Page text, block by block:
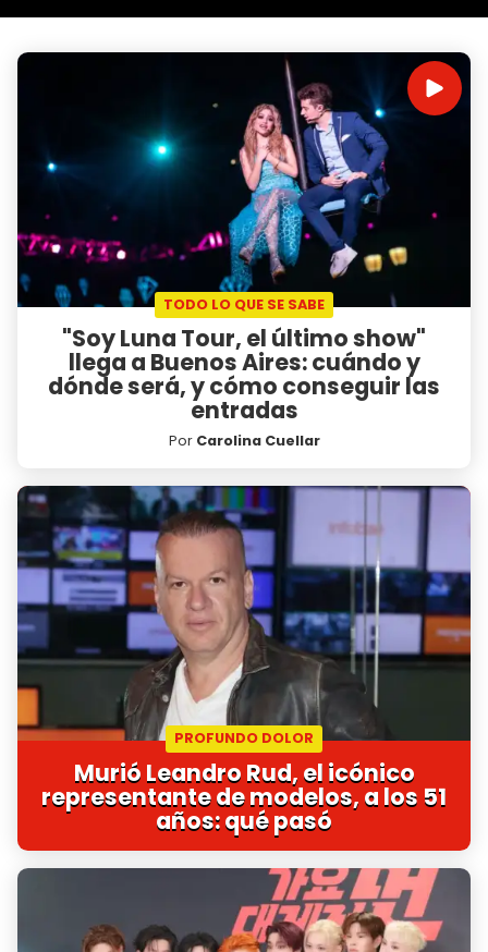
TODO LO QUE SE SABE
"Soy Luna Tour, el último show"
llega a Buenos Aires: cuándo y
dónde será, y cómo conseguir las
entradas
Por Carolina Cuellar
PROFUNDO DOLOR
Murió Leandro Rud, el icónico
representante de modelos, a los 51
años: qué pasó